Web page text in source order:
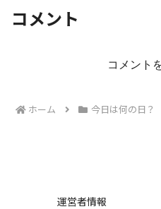
コメント
コメント
ホーム 今日は何の日？
運営者情報